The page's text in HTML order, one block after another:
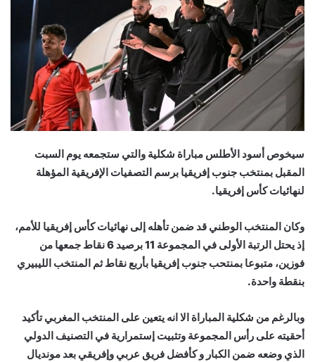
سيخوص أسود الأطلس مباراة شكلية والتي ستجمعه يوم السبت
المقبل بمنتخب جنوب إفريقيا برسم التصفيات الإفريقية المؤهلة
لنهائيات كأس إفريقيا.
وكان المنتخب الوطني قد ضمن تأهله إلى نهائيات كأس إفريقيا للأمم،
إذ يحتل الرتبة الأولى في المجموعة 11 برصيد 6 نقاط جمعها من
فوزين، متبوعا بمنتحب جنوب إفريقيا بأربع نقاط ثم المنتخب الليبيري
بنقطة واحدة.
وبالرغم من شكلية المباراة الا انه يتعين على المنتخب المغربي تأكيد
أحقيته على رأس المجموعة وتثبيت إستمرارية في التصنيف الدولي
الذي وضعه ضمن الكبار و كأفضل فريق عربي وإفريقي بعد مونديال